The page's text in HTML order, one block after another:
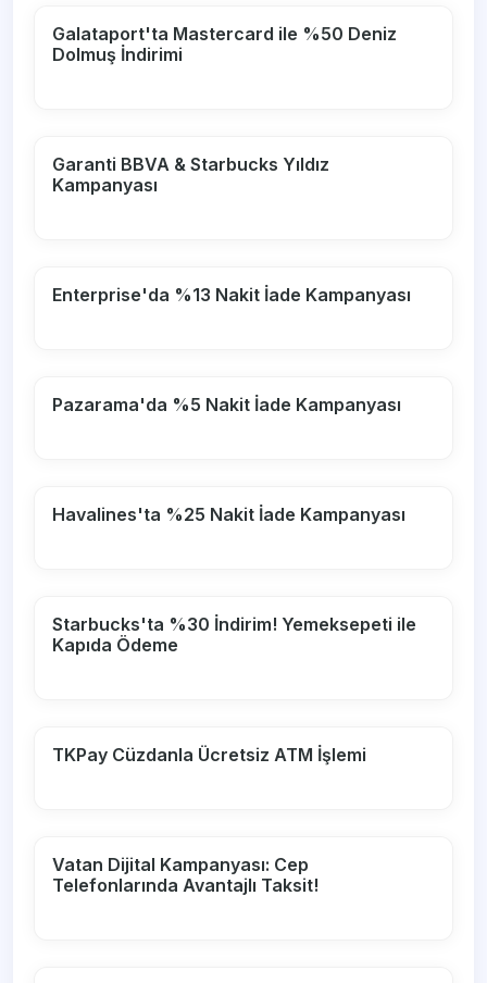
Galataport'ta Mastercard ile %50 Deniz
Dolmuş İndirimi
Garanti BBVA & Starbucks Yıldız
Kampanyası
Enterprise'da %13 Nakit İade Kampanyası
Pazarama'da %5 Nakit İade Kampanyası
Havalines'ta %25 Nakit İade Kampanyası
Starbucks'ta %30 İndirim! Yemeksepeti ile
Kapıda Ödeme
TKPay Cüzdanla Ücretsiz ATM İşlemi
Vatan Dijital Kampanyası: Cep
Telefonlarında Avantajlı Taksit!